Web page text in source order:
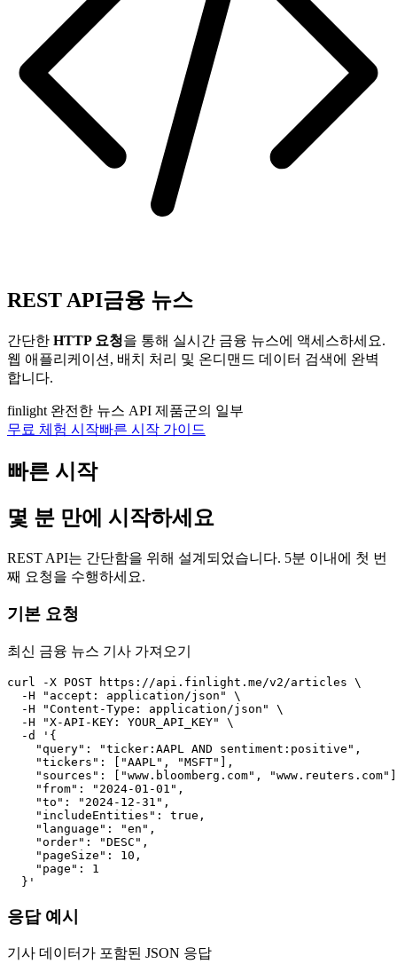
REST API금융 뉴스
간단한 HTTP 요청을 통해 실시간 금융 뉴스에 액세스하세요.
웹 애플리케이션, 배치 처리 및 온디맨드 데이터 검색에 완벽
합니다.
finlight 완전한 뉴스 API 제품군의 일부
무료 체험 시작빠른 시작 가이드
빠른 시작
몇 분 만에 시작하세요
REST API는 간단함을 위해 설계되었습니다. 5분 이내에 첫 번
째 요청을 수행하세요.
기본 요청
최신 금융 뉴스 기사 가져오기
curl -X POST https://api.finlight.me/v2/articles \
  -H "accept: application/json" \
  -H "Content-Type: application/json" \
  -H "X-API-KEY: YOUR_API_KEY" \
  -d '{
    "query": "ticker:AAPL AND sentiment:positive",
    "tickers": ["AAPL", "MSFT"],
"sources": ["www.bloomberg.com",
    "from": "2024-01-01",
    "to": "2024-12-31",
    "includeEntities": true,
    "language": "en",
    "order": "DESC",
    "pageSize": 10,
    "page": 1
  }'
응답 예시
기사 데이터가 포함된 JSON 응답